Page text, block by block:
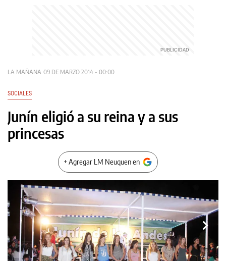
LA MAÑANA 09 DE MARZO 2014 - 00:00
SOCIALES
Junín eligió a su reina y a sus
princesas
+ Agregar LM Neuquen en